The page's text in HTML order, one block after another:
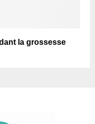
la grossesse